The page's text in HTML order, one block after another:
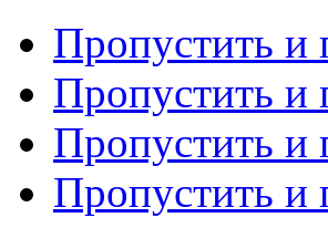
Пропустить и
Пропустить и
Пропустить и
Пропустить и